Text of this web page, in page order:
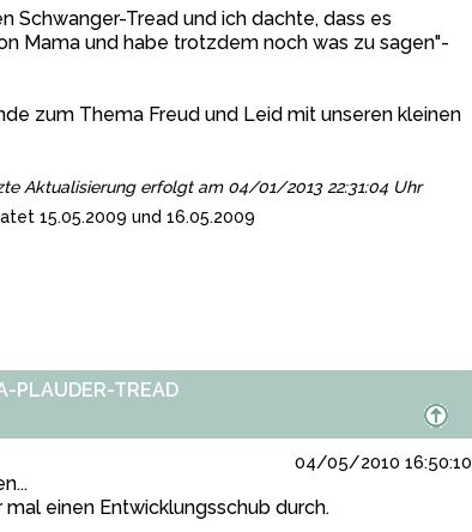
Schwanger-Tread und ich dachte, dass es
Mama und habe trotzdem noch was zu sagen"-
zum Thema Freud und Leid mit unseren kleinen
Aktualisierung erfolgt am 04/01/2013 22:31:04 Uhr
15.05.2009 und 16.05.2009
PLAUDER-TREAD
04/05/2010 16:50:10
einen Entwicklungsschub durch.